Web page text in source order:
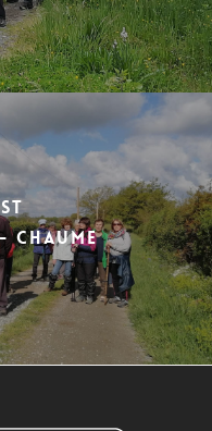
CHAUME